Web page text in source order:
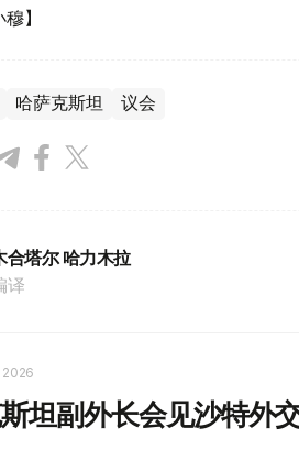
】
哈萨克斯坦 议会
合塔尔 哈力木拉
译
2026
坦副外长会见沙特外